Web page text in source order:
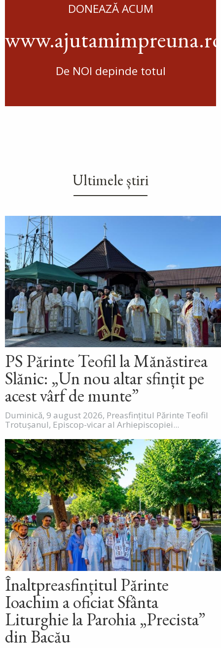
DONEAZĂ ACUM
De NOI depinde totul
Ultimele știri
PS Părinte Teofil la Mănăstirea
Slănic: „Un nou altar sfințit pe
acest vârf de munte”
Duminică, 9 august 2026, Preasfințitul Părinte Teofil
Trotușanul, Episcop-vicar al Arhiepiscopiei...
Înaltpreasfințitul Părinte
Ioachim a oficiat Sfânta
Liturghie la Parohia „Precista”
din Bacău